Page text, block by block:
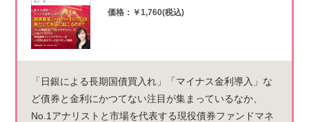
価格：￥1,760(税込)
「日銀による長期国債買入れ」「マイナス金利導入」な
ど債券と金利にかつてない注目が集まっているなか、
No.1アナリストと市場を代表する現役債券ファンドマネ